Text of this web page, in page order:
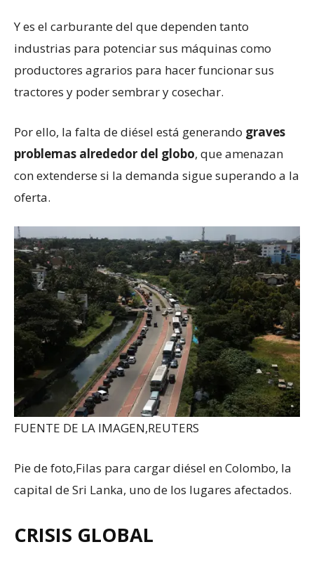
Y es el carburante del que dependen tanto
industrias para potenciar sus máquinas como
productores agrarios para hacer funcionar sus
tractores y poder sembrar y cosechar.
Por ello, la falta de diésel está generando graves
problemas alrededor del globo, que amenazan
con extenderse si la demanda sigue superando a la
oferta.
FUENTE DE LA IMAGEN,REUTERS
Pie de foto,Filas para cargar diésel en Colombo, la
capital de Sri Lanka, uno de los lugares afectados.
CRISIS GLOBAL